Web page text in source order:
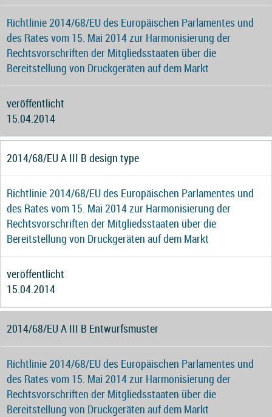
Richtlinie 2014/68/EU des Europäischen Parlamentes und
des Rates vom 15. Mai 2014 zur Harmonisierung der
Rechtsvorschriften der Mitgliedsstaaten über die
Bereitstellung von Druckgeräten auf dem Markt
veröffentlicht
15.04.2014
2014/68/EU A III B design type
Richtlinie 2014/68/EU des Europäischen Parlamentes und
des Rates vom 15. Mai 2014 zur Harmonisierung der
Rechtsvorschriften der Mitgliedsstaaten über die
Bereitstellung von Druckgeräten auf dem Markt
veröffentlicht
15.04.2014
2014/68/EU A III B Entwurfsmuster
Richtlinie 2014/68/EU des Europäischen Parlamentes und
des Rates vom 15. Mai 2014 zur Harmonisierung der
Rechtsvorschriften der Mitgliedsstaaten über die
Bereitstellung von Druckgeräten auf dem Markt